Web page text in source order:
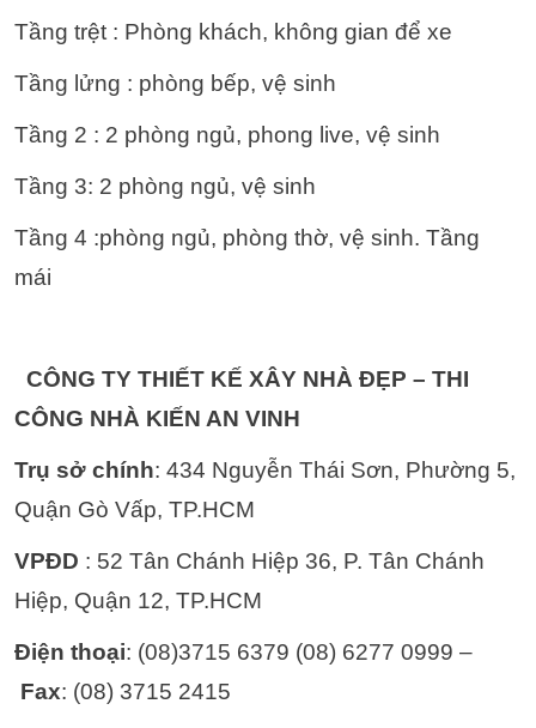
Tầng trệt : Phòng khách, không gian để xe
Tầng lửng : phòng bếp, vệ sinh
Tầng 2 : 2 phòng ngủ, phong live, vệ sinh
Tầng 3: 2 phòng ngủ, vệ sinh
Tầng 4 :phòng ngủ, phòng thờ, vệ sinh. Tầng
mái
CÔNG TY THIẾT KẾ XÂY NHÀ ĐẸP – THI
CÔNG NHÀ KIẾN AN VINH
Trụ sở chính: 434 Nguyễn Thái Sơn, Phường 5,
Quận Gò Vấp, TP.HCM
VPĐD : 52 Tân Chánh Hiệp 36, P. Tân Chánh
Hiệp, Quận 12, TP.HCM
Điện thoại: (08)3715 6379 (08) 6277 0999 –
Fax: (08) 3715 2415